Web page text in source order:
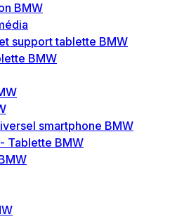
BMW
support tablette BMW
BMW
smartphone BMW
Tablette BMW